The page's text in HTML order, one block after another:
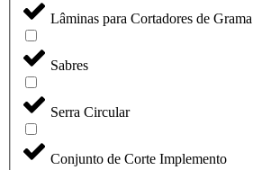
Lâminas para Cortadores de Grama
Sabres
Serra Circular
Conjunto de Corte Implemento